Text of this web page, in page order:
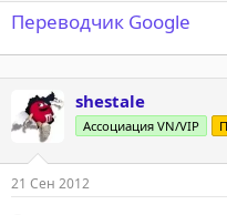
Переводчик Google
shestale
Ассоциация VN/VIP
21 Сен 2012